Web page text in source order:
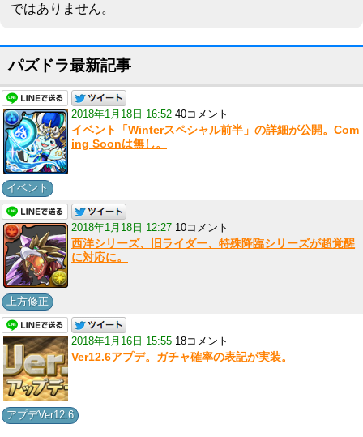
ではありません。
パズドラ最新記事
2018年1月18日 16:52 40コメント
イベント「Winterスペシャル前半」の詳細が公開。Com
ing Soonは無し。
イベント
2018年1月18日 12:27 10コメント
西洋シリーズ、旧ライダー、特殊降臨シリーズが超覚醒
に対応に。
上方修正
2018年1月16日 15:55 18コメント
Ver12.6アプデ。ガチャ確率の表記が実装。
アプデVer12.6